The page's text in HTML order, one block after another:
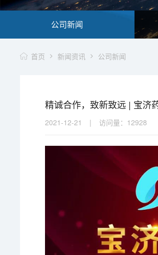
公司新闻
首页 新闻资讯 公司新闻
精诚合作，致新致远 | 宝济
2021-12-21 | 访问量： 12928